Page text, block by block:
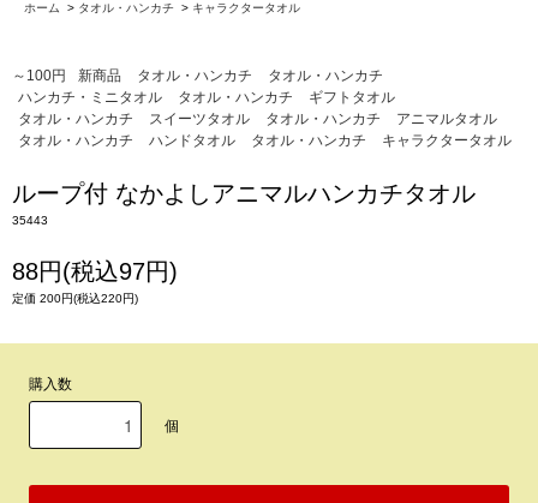
ホーム
> タオル・ハンカチ > キャラクタータオル
～100円 新商品 タオル・ハンカチ
タオル・ハンカチ
ハンカチ・ミニタオル
タオル・ハンカチ
ギフトタオル
タオル・ハンカチ
スイーツタオル タオル・ハンカチ
アニマルタオル
タオル・ハンカチ
ハンドタオル タオル・ハンカチ キャラクタータオル
ループ付 なかよしアニマルハンカチタオル
35443
88円(税込97円)
定価 200円(税込220円)
購入数
個